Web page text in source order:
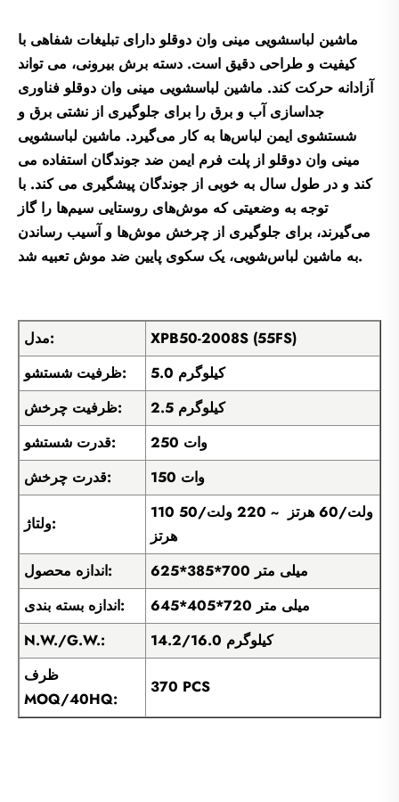
ماشین لباسشویی مینی وان دوقلو دارای تبلیغات شفاهی با
کیفیت و طراحی دقیق است. دسته برش بیرونی، می تواند
آزادانه حرکت کند. ماشین لباسشویی مینی وان دوقلو فناوری
جداسازی آب و برق را برای جلوگیری از نشتی برق و
شستشوی ایمن لباس‌ها به کار می‌گیرد. ماشین لباسشویی
مینی وان دوقلو از پلت فرم ایمن ضد جوندگان استفاده می
کند و در طول سال به خوبی از جوندگان پیشگیری می کند. با
توجه به وضعیتی که موش‌های روستایی سیم‌ها را گاز
می‌گیرند، برای جلوگیری از چرخش موش‌ها و آسیب رساندن
به ماشین لباس‌شویی، یک سکوی پایین ضد موش تعبیه شد.
مدل:
XPB50-2008S (55FS)
ظرفیت شستشو:
5.0 کیلوگرم
ظرفیت چرخش:
2.5 کیلوگرم
قدرت شستشو:
250 وات
قدرت چرخش:
150 وات
ولتاژ:
110 ولت/60 هرتز ~ 220 ولت/50
هرتز
اندازه محصول:
625*385*700 میلی متر
اندازه بسته بندی:
645*405*720 میلی متر
N.W./G.W.:
14.2/16.0 کیلوگرم
ظرف
MOQ/40HQ:
370 PCS